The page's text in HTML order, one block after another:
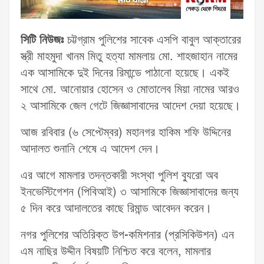
সিটি নিউজঃচট্টগ্রাম পুলিশের সাবেক এসপি বাবুল আক্তারের
স্ত্রী মাহমুদা খানম মিতু হত্যা মামলায় মো. শাহজাহান নামের
এক আসামিকে দুই দিনের রিমান্ডে পাঠানো হয়েছে। একই
সাথে মো. আনোয়ার হোসেন ও মোতালেব মিয়া নামের আরও
২ আসামিকে জেল গেটে জিজ্ঞাসাবাদের আদেশ দেয়া হয়েছে।
আজ রবিবার (৬ সেপ্টেম্বর) মহানগর হাকিম শফি উদ্দিনের
আদালত শুনানি শেষে এ আদেশ দেন।
এর আগে মামলার তদন্তকারী সংস্থা পুলিশ ব্যুরো অব
ইনভেস্টিগেশন (পিবিআই) ৩ আসামিকে জিজ্ঞাসাবাদের জন্য
৫ দিন করে আদালতের কাছে রিমান্ড আবেদন করেন।
নগর পুলিশের অতিরিক্ত উপ-কমিশনার (প্রসিকিউশন) এন
এম নাছির উদ্দীন বিষয়টি নিশ্চিত করে বলেন, মামলার